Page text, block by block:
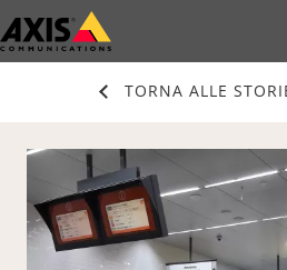
Salta
al
TORNA ALLE